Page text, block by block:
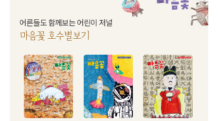
어른들도 함께보는 어린이 저널
마음꽃 호수별보기